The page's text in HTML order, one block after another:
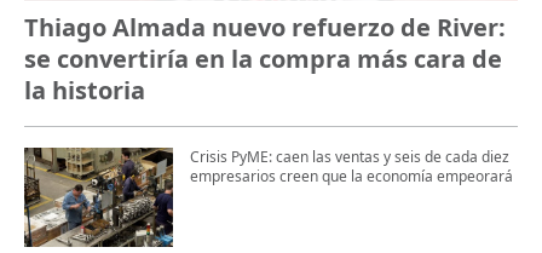
Thiago Almada nuevo refuerzo de River:
se convertiría en la compra más cara de
la historia
Crisis PyME: caen las ventas y seis de cada diez
empresarios creen que la economía empeorará